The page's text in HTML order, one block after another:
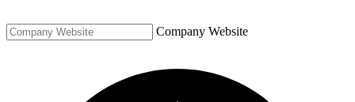
Company Website